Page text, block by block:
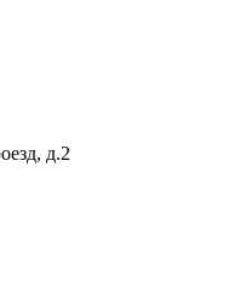
д.2